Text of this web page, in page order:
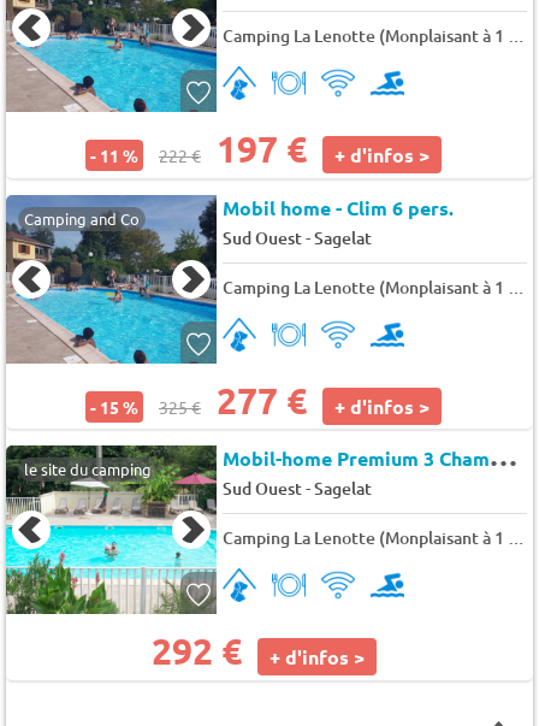
Camping La Lenotte (Monplaisant à 1 km)
- 11 % 222 € 197 € + d'infos >
Camping and Co Mobil home - Clim 6 pers.
Sud Ouest-Sagelat
- 15 % 325 € 277 € + d'infos >
le site du camping M
obil-home Premium 3 Chambres Climatisé 6 pers.
Sud Ouest-Sagelat
Camping La Lenotte (Monplaisant à 1 km)
292 € + d'infos >